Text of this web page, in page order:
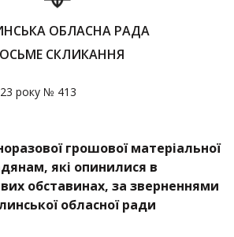
ОБЛАСНА РАДА
СКЛИКАННЯ
року № 413
грошової матеріальної
які опинилися в
обставинах, за зверненнями
обласної ради